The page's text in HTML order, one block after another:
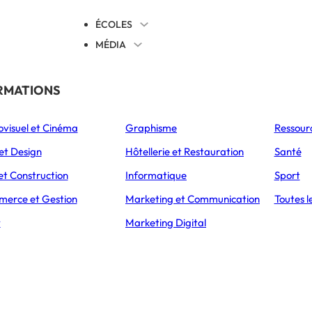
ÉCOLES
MÉDIA
Éducation
L’Express Éducation
Bachelors
Masters
et Cinéma
Design
Construction
et Gestion
Graphisme
Hôtellerie et Restauration
Informatique
Marketing et Communication
Marketing Digital
Santé
Sport
Toutes
ARTICLES TRAVAILLER DANS